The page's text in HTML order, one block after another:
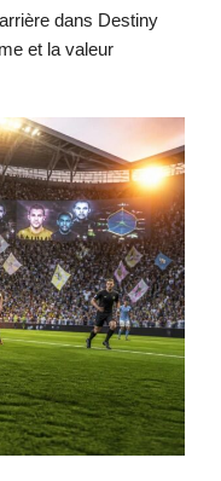
dans Destiny
et la valeur